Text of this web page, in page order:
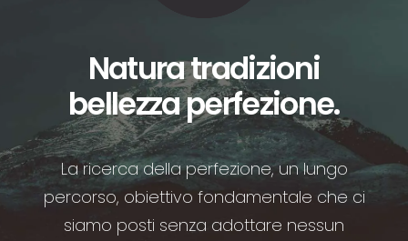
Natura tradizioni
bellezza perfezione.
La ricerca della perfezione, un lungo
percorso, obiettivo fondamentale che ci
siamo posti senza adottare nessun